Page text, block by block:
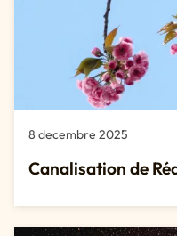
8 decembre 2025
Canalisation de